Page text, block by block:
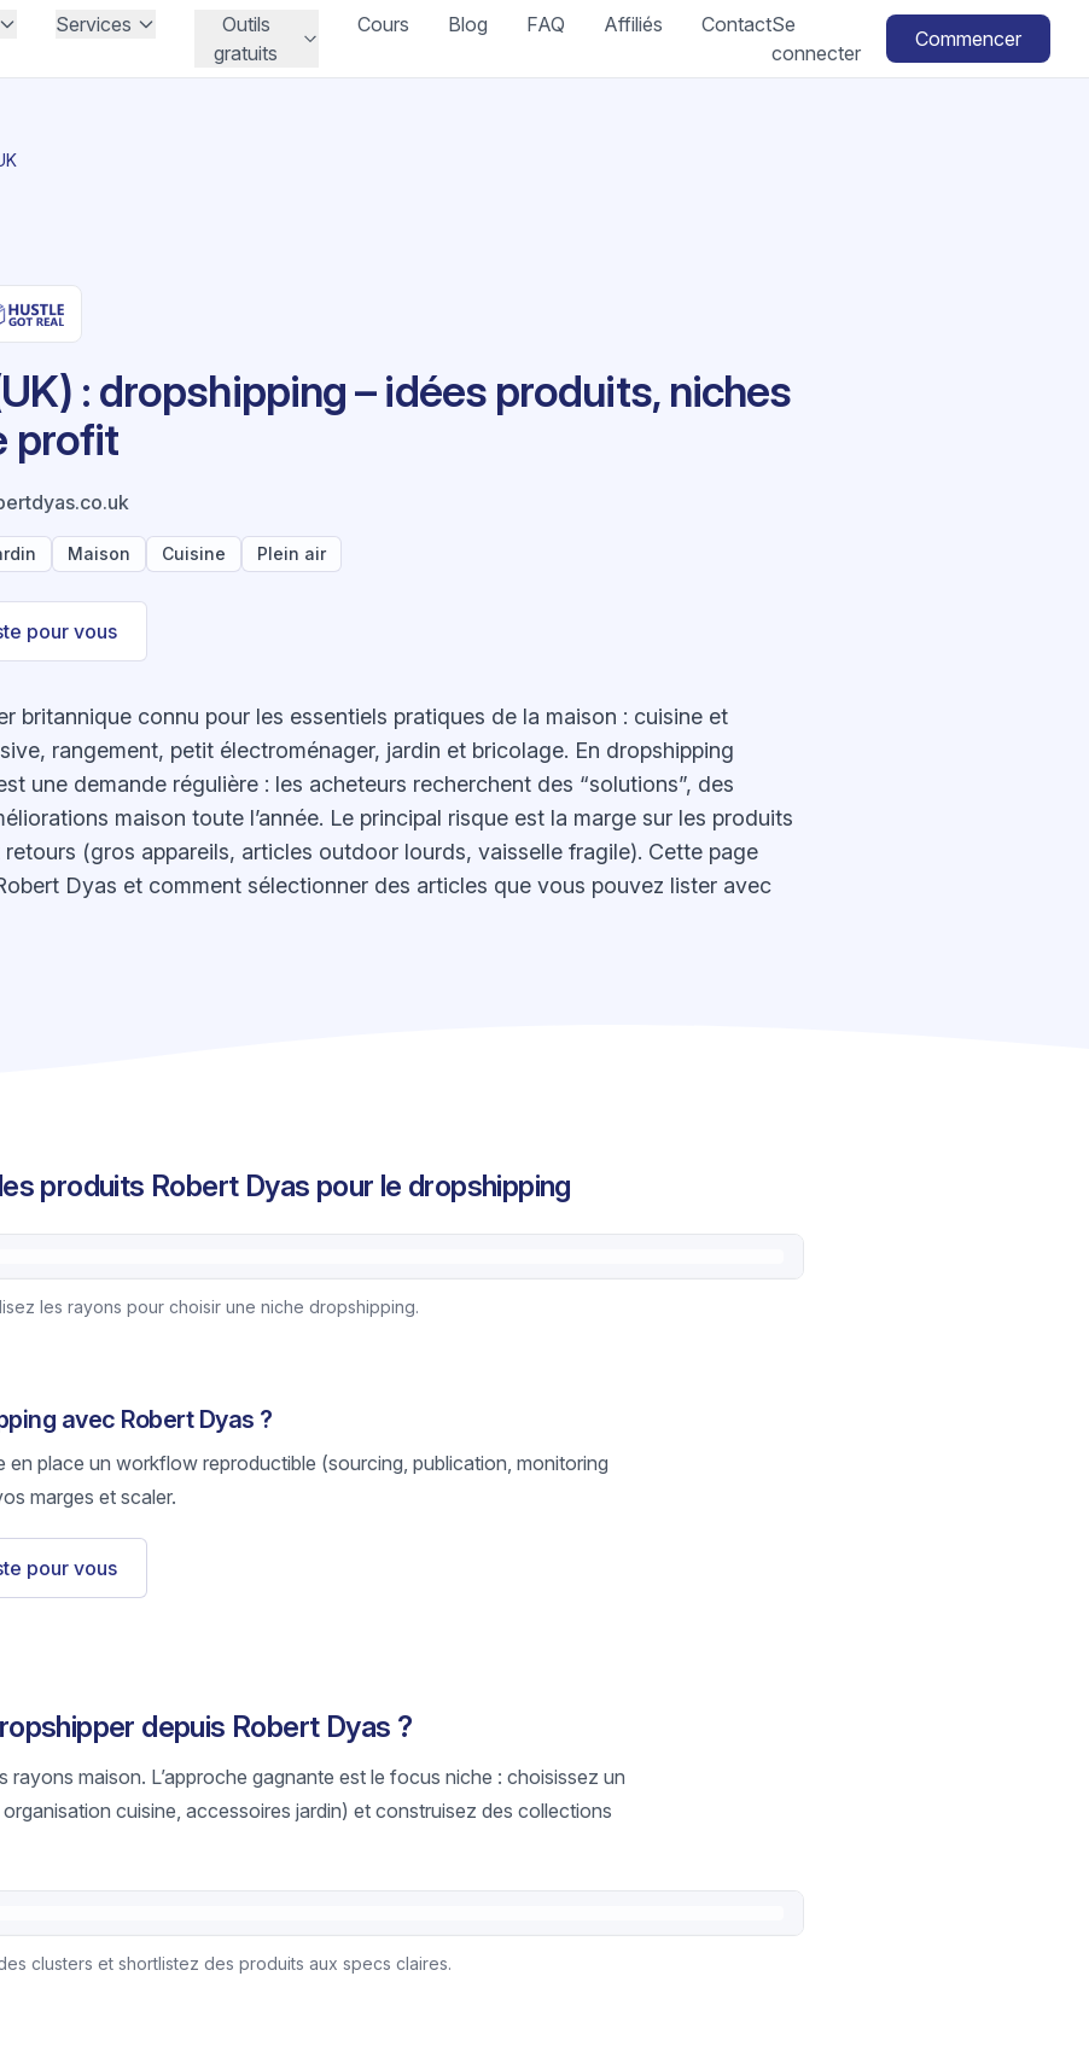
Services
Outils
gratuits
Cours Blog FAQ Affiliés ContactSe
connecter
Commencer
: dropshipping – idées produits, niches
profit
Maison Cuisine Plein air
pour vous
britannique connu pour les essentiels pratiques de la maison : cuisine et
rangement, petit électroménager, jardin et bricolage. En dropshipping
une demande régulière : les acheteurs recherchent des “solutions”, des
maison toute l’année. Le principal risque est la marge sur les produits
(gros appareils, articles outdoor lourds, vaisselle fragile). Cette page
Dyas et comment sélectionner des articles que vous pouvez lister avec
produits Robert Dyas pour le dropshipping
les rayons pour choisir une niche dropshipping.
avec Robert Dyas ?
en place un workflow reproductible (sourcing, publication, monitoring
marges et scaler.
pour vous
depuis Robert Dyas ?
rayons maison. L’approche gagnante est le focus niche : choisissez un
cuisine, accessoires jardin) et construisez des collections
clusters et shortlistez des produits aux specs claires.